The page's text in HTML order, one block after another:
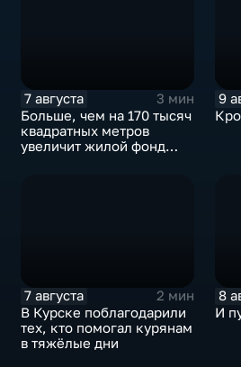
7 августа
3 мин
Больше, чем на 170 тысяч
квадратных метров
увеличит жилой фонд
9
7 августа
2 мин
В Курске поблагодарили
тех, кто помогал курянам
в тяжёлые дни
8
И